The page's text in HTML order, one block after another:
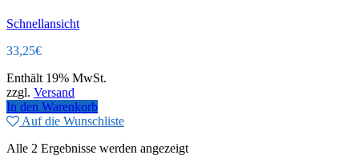
Schnellansicht
33,25€
Enthält 19% MwSt.
zzgl. Versand
In den Warenkorb
Auf die Wunschliste
Alle 2 Ergebnisse werden angezeigt